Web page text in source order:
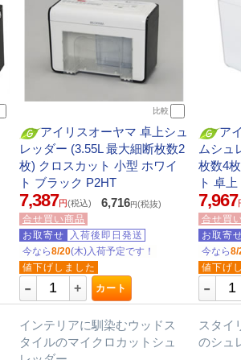
比較
アイリスオーヤマ 卓上シュ
レッダー (3.55L 最大細断枚数2
枚) クロスカット 小型 ホワイ
ト ブラック P2HT
7,387円(税込) 6,716円(税抜)
合せ買い商品
お取寄せ
入荷後即日発送
今なら8/20(木)入荷予定です！
値下げしました
- + カート
ア
ムシュ
枚数4
ト 卓
7,967
合せ買
お取寄
今なら8/
値下げ
-
インテリアに馴染むウッドス
タイルのマイクロカットシュ
スタイ
のシュ